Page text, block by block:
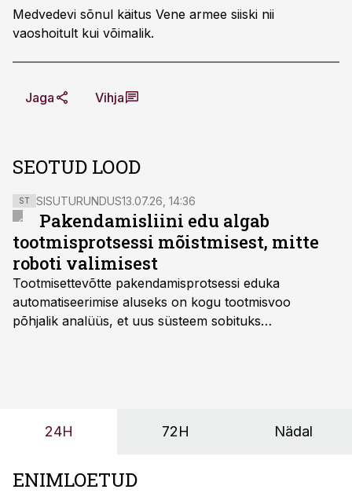
Medvedevi sõnul käitus Vene armee siiski nii
vaoshoitult kui võimalik.
Jaga Vihja
SEOTUD LOOD
ST SISUTURUNDUS13.07.26, 14:36
Pakendamisliini edu algab
tootmisprotsessi mõistmisest, mitte
roboti valimisest
Tootmisettevõtte pakendamisprotsessi eduka
automatiseerimise aluseks on kogu tootmisvoo
põhjalik analüüs, et uus süsteem sobituks
OÜ tegevjuht Sander Mitendorf.
24H 72H Nädal
ENIMLOETUD